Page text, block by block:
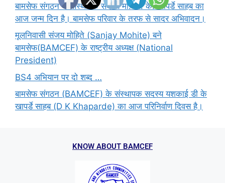
बामसेफ संगठन के संस्थापक सदस्य मा. डी. के. खापर्डे साहब का
आज जन्म दिन है। बामसेफ परिवार के तरफ से सादर अभिवादन।
मूलनिवासी संजय मोहिते (Sanjay Mohite) बने
बामसेफ(BAMCEF) के राष्ट्रीय अध्यक्ष (National
President)
BS4 अभियान पर दो शब्द …
बामसेफ संगठन (BAMCEF) के संस्थापक सदस्य यशकाई डी के
खापर्डे साहब (D K Khaparde) का आज परिनिर्वाण दिवस है।
KNOW ABOUT BAMCEF